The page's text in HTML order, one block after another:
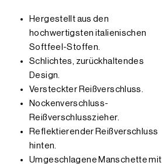
Hergestellt aus den
hochwertigsten italienischen
Softfeel-Stoffen.
Schlichtes, zurückhaltendes
Design.
Versteckter Reißverschluss.
Nockenverschluss-
Reißverschlusszieher.
Reflektierender Reißverschluss
hinten.
Umgeschlagene Manschette mit